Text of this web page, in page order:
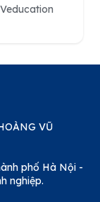
VŨ
phố Hà Nội -
nghiệp.